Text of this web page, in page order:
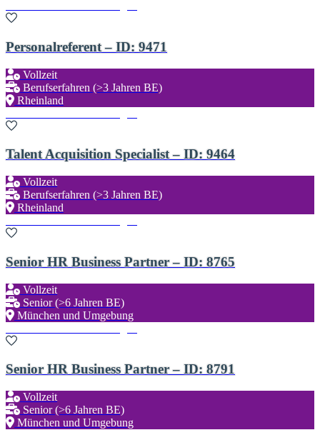
Personalreferent – ID: 9471
Vollzeit
Berufserfahren (>3 Jahren BE)
Rheinland
Talent Acquisition Specialist – ID: 9464
Vollzeit
Berufserfahren (>3 Jahren BE)
Rheinland
Senior HR Business Partner – ID: 8765
Vollzeit
Senior (>6 Jahren BE)
München und Umgebung
Senior HR Business Partner – ID: 8791
Vollzeit
Senior (>6 Jahren BE)
München und Umgebung